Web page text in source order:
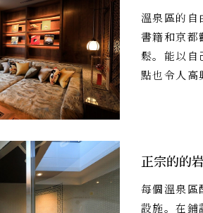
溫泉區的自
書籍和京都
鬆。能以自
點也令人高
正宗的的
每個溫泉區
設施。在鋪